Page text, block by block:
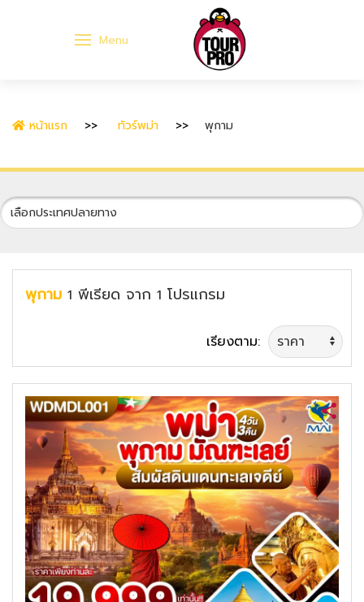
Menu
หน้าแรก ทัวร์พม่า พุกาม
ค้นหาทัวร์
พุกาม 1 พีเรียด จาก 1 โปรแกรม
เรียงตาม: